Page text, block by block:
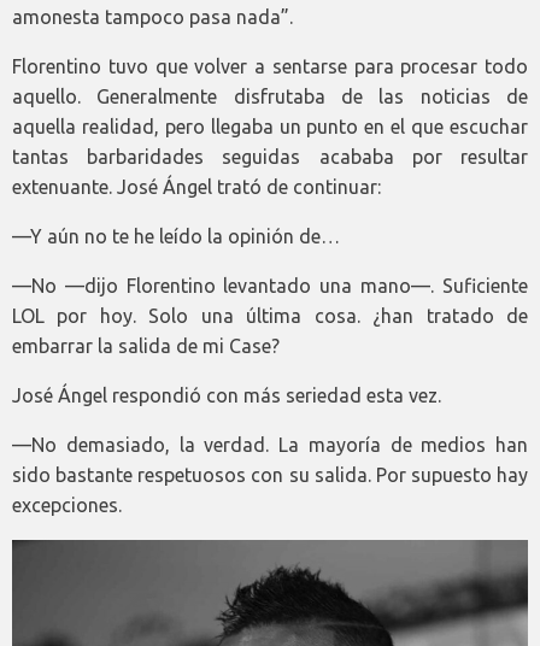
amonesta tampoco pasa nada”.
Florentino tuvo que volver a sentarse para procesar todo
aquello. Generalmente disfrutaba de las noticias de
aquella realidad, pero llegaba un punto en el que escuchar
tantas barbaridades seguidas acababa por resultar
extenuante. José Ángel trató de continuar:
—Y aún no te he leído la opinión de…
—No —dijo Florentino levantado una mano—. Suficiente
LOL por hoy. Solo una última cosa. ¿han tratado de
embarrar la salida de mi Case?
José Ángel respondió con más seriedad esta vez.
—No demasiado, la verdad. La mayoría de medios han
sido bastante respetuosos con su salida. Por supuesto hay
excepciones.